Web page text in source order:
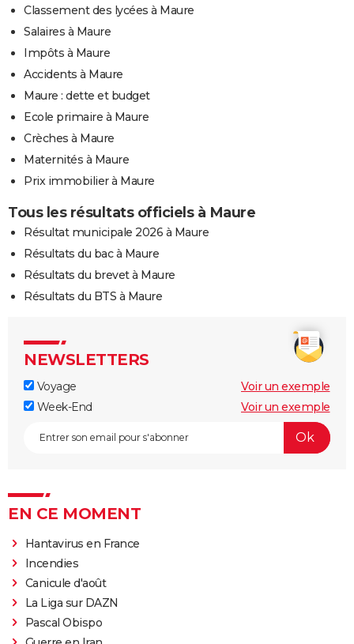
Classement des lycées à Maure
Salaires à Maure
Impôts à Maure
Accidents à Maure
Maure : dette et budget
Ecole primaire à Maure
Crèches à Maure
Maternités à Maure
Prix immobilier à Maure
Tous les résultats officiels à Maure
Résultat municipale 2026 à Maure
Résultats du bac à Maure
Résultats du brevet à Maure
Résultats du BTS à Maure
NEWSLETTERS
Voyage
Voir un exemple
Week-End
Voir un exemple
EN CE MOMENT
Hantavirus en France
Incendies
Canicule d'août
La Liga sur DAZN
Pascal Obispo